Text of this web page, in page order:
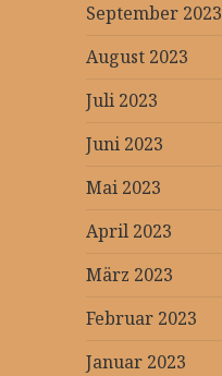
September 2023
August 2023
Juli 2023
Juni 2023
Mai 2023
April 2023
März 2023
Februar 2023
Januar 2023